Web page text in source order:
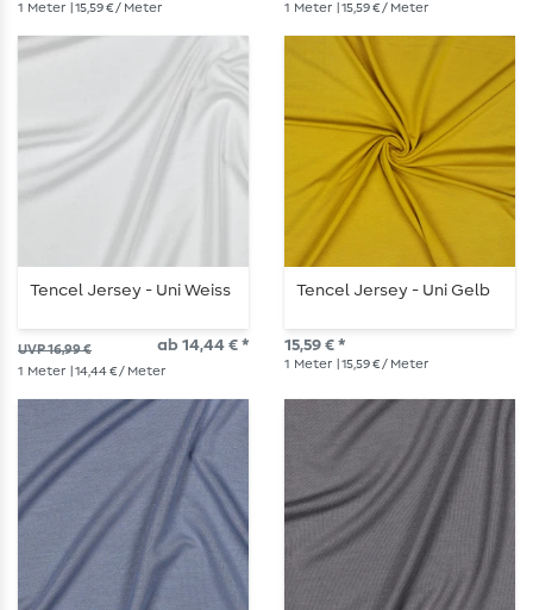
1 Meter | 15,59 € / Meter 1 Meter | 15,59 € / Meter
Tencel Jersey - Uni Weiss
UVP 16,99 € ab 14,44 € *
1 Meter | 14,44 € / Meter
Tencel Jersey - Uni Gelb
15,59 € *
1 Meter | 15,59 € / Meter